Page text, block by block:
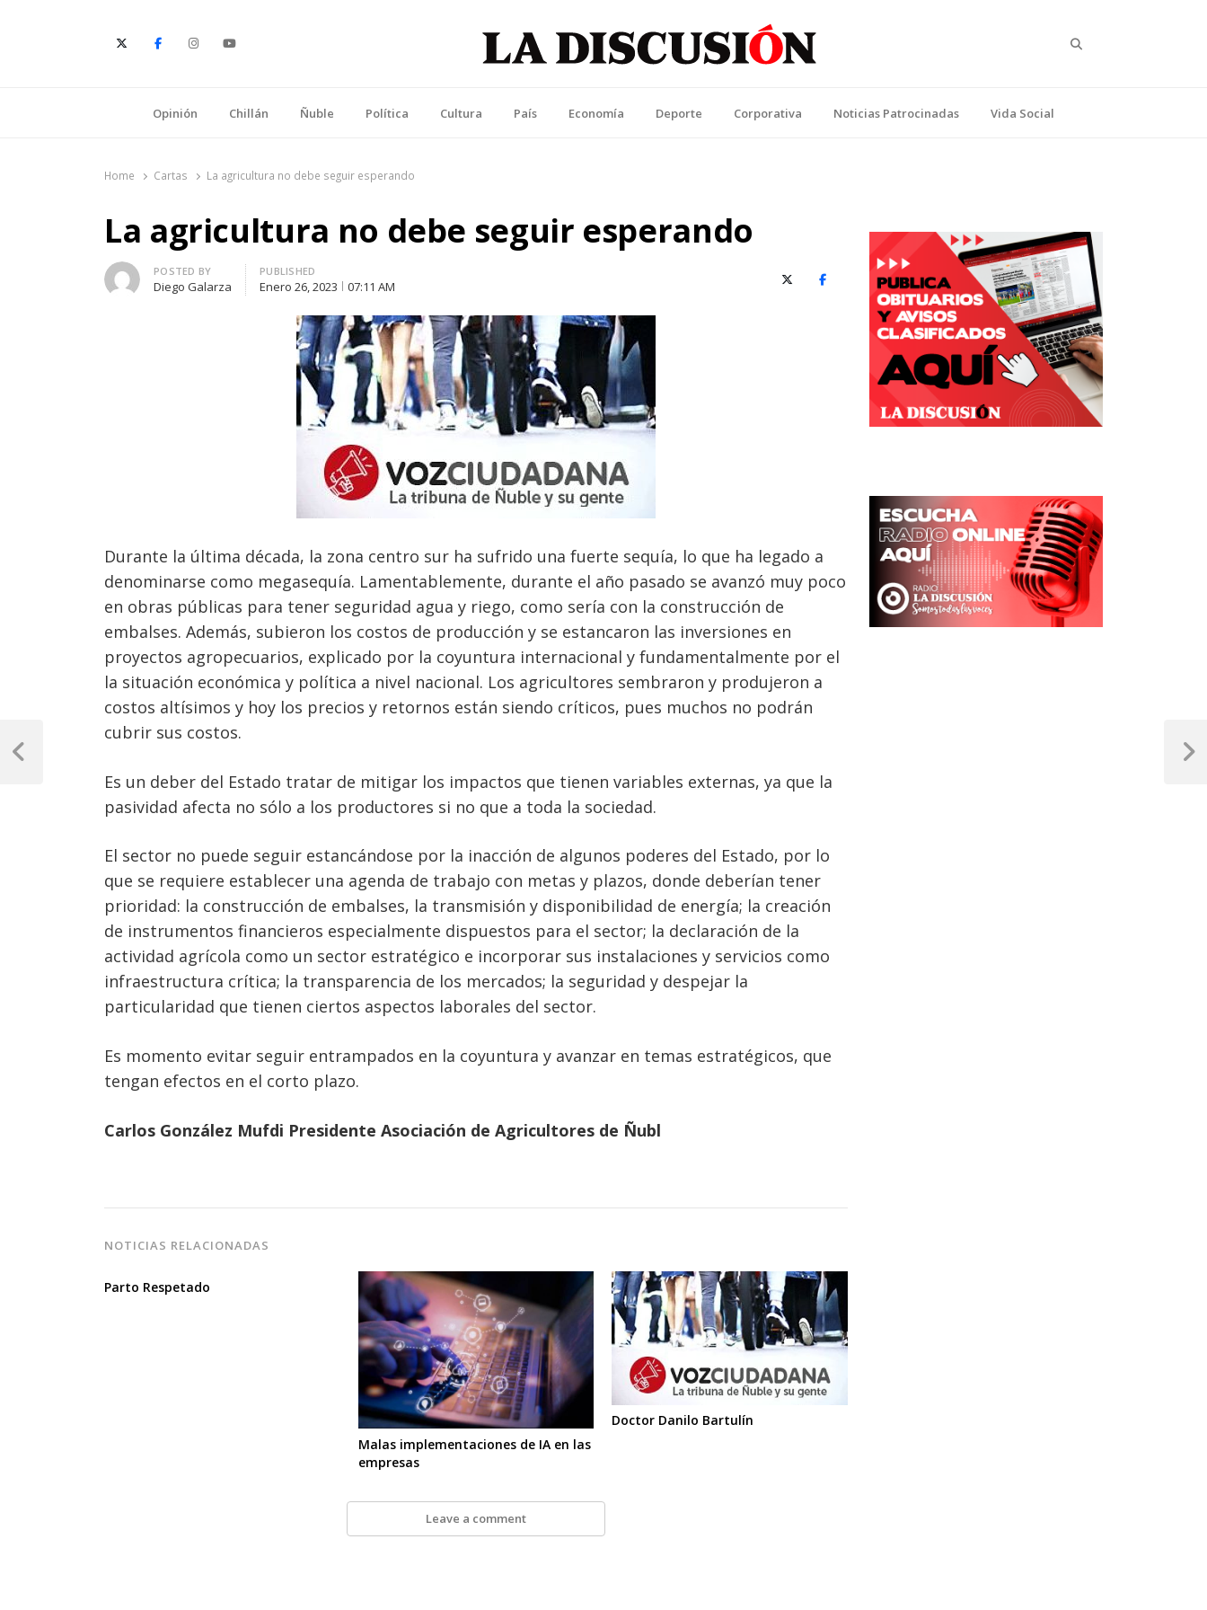
Opinión Chillán Ñuble Política Cultura País Economía Deporte Corporativa Noticias Patrocinadas Vida Social
Home Cartas La agricultura no debe seguir esperando
La agricultura no debe seguir esperando
Author
POSTED BY
Diego Galarza
PUBLISHED
Enero 26, 2023 07:11 AM X (Twitter)Facebook
Durante la última década, la zona centro sur ha sufrido una fuerte sequía, lo que ha legado a
denominarse como megasequía. Lamentablemente, durante el año pasado se avanzó muy poco
en obras públicas para tener seguridad agua y riego, como sería con la construcción de
embalses. Además, subieron los costos de producción y se estancaron las inversiones en
proyectos agropecuarios, explicado por la coyuntura internacional y fundamentalmente por el
la situación económica y política a nivel nacional. Los agricultores sembraron y produjeron a
costos altísimos y hoy los precios y retornos están siendo críticos, pues muchos no podrán
cubrir sus costos.
Es un deber del Estado tratar de mitigar los impactos que tienen variables externas, ya que la
pasividad afecta no sólo a los productores si no que a toda la sociedad.
El sector no puede seguir estancándose por la inacción de algunos poderes del Estado, por lo
que se requiere establecer una agenda de trabajo con metas y plazos, donde deberían tener
prioridad: la construcción de embalses, la transmisión y disponibilidad de energía; la creación
de instrumentos financieros especialmente dispuestos para el sector; la declaración de la
actividad agrícola como un sector estratégico e incorporar sus instalaciones y servicios como
infraestructura crítica; la transparencia de los mercados; la seguridad y despejar la
particularidad que tienen ciertos aspectos laborales del sector.
Es momento evitar seguir entrampados en la coyuntura y avanzar en temas estratégicos, que
tengan efectos en el corto plazo.
Carlos González Mufdi Presidente Asociación de Agricultores de Ñubl
NOTICIAS RELACIONADAS
Parto Respetado
Malas implementaciones de IA en las
empresas
Doctor Danilo Bartulín
Leave a comment
Navegación
de
Previous
Next